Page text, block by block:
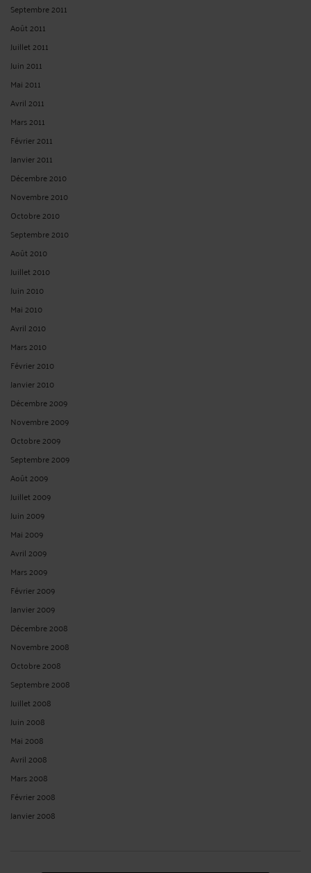
Septembre 2011
Août 2011
Juillet 2011
Juin 2011
Mai 2011
Avril 2011
Mars 2011
Février 2011
Janvier 2011
Décembre 2010
Novembre 2010
Octobre 2010
Septembre 2010
Août 2010
Juillet 2010
Juin 2010
Mai 2010
Avril 2010
Mars 2010
Février 2010
Janvier 2010
Décembre 2009
Novembre 2009
Octobre 2009
Septembre 2009
Août 2009
Juillet 2009
Juin 2009
Mai 2009
Avril 2009
Mars 2009
Février 2009
Janvier 2009
Décembre 2008
Novembre 2008
Octobre 2008
Septembre 2008
Juillet 2008
Juin 2008
Mai 2008
Avril 2008
Mars 2008
Février 2008
Janvier 2008